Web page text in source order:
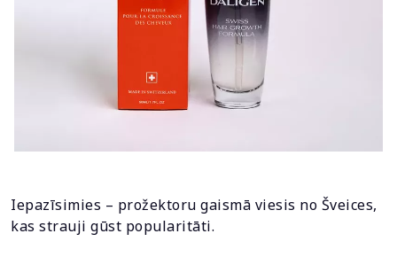
Iepazīsimies – prožektoru gaismā viesis no Šveices,
kas strauji gūst popularitāti.